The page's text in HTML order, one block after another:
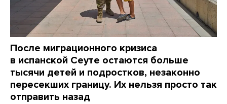
После миграционного кризиса
в испанской Сеуте остаются больше
тысячи детей и подростков, незаконно
пересекших границу. Их нельзя просто так
отправить назад